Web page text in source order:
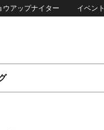
ウアップナイター イベント